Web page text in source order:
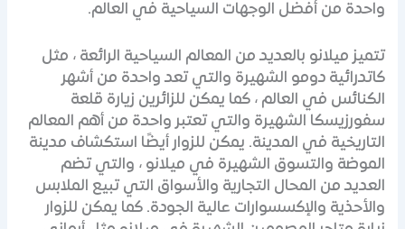
واحدة من أفضل الوجهات السياحية في العالم.
تتميز ميلانو بالعديد من المعالم السياحية الرائعة ، مثل
كاتدرائية دومو الشهيرة والتي تعد واحدة من أشهر
الكنائس في العالم ، كما يمكن للزائرين زيارة قلعة
سفورزيسكا الشهيرة والتي تعتبر واحدة من أهم المعالم
التاريخية في المدينة. يمكن للزوار أيضًا استكشاف مدينة
الموضة والتسوق الشهيرة في ميلانو ، والتي تضم
العديد من المحال التجارية والأسواق التي تبيع الملابس
والأحذية والإكسسوارات عالية الجودة. كما يمكن للزوار